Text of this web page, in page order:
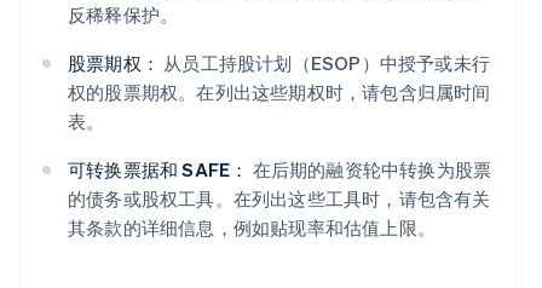
反稀释保护。
股票期权： 从员工持股计划（ESOP）中授予或未行
权的股票期权。在列出这些期权时，请包含归属时间
表。
可转换票据和 SAFE： 在后期的融资轮中转换为股票
的债务或股权工具。在列出这些工具时，请包含有关
其条款的详细信息，例如贴现率和估值上限。